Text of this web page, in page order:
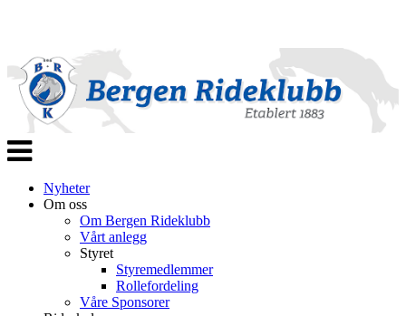
Veksle
navigasjon
Nyheter
Om oss
Om Bergen Rideklubb
Vårt anlegg
Styret
Styremedlemmer
Rollefordeling
Våre Sponsorer